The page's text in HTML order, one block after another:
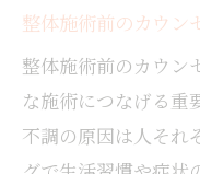
整体施術前のカウン
整体施術前のカウン
な施術につなげる重
不調の原因は人それ